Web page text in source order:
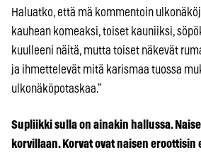
Haluatko, että mä kommentoin
kauhean komeaksi, toiset kauniiksi,
kuulleeni näitä, mutta toiset näkevät
ja ihmettelevät mitä karismaa tuossa
ulkonäköpotaskaa.”
Supliikki sulla on ainakin hallussa.
korvillaan. Korvat ovat naisen eroottisin